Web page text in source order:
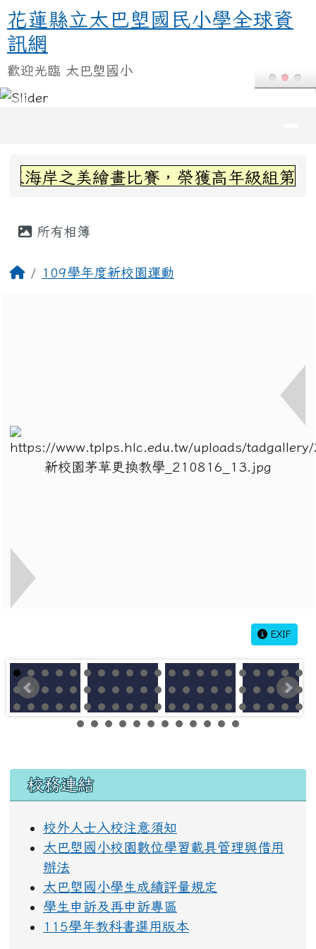
跳至主內容區
花蓮縣立太巴塱國民小學全球資訊
花蓮縣立太巴塱國民小學全球資
訊網
歡迎光臨 太巴塱國小
上中區域內容
岸之美繪畫比賽，榮獲高年級組第三名
所有相簿
回首頁109學年度新校園運動
EXIF
左邊區域內容
校務連結
校外人士入校注意須知
太巴塱國小校園數位學習載具管理與借用
辦法
太巴塱國小學生成績評量規定
學生申訴及再申訴專區
115學年教科書選用版本